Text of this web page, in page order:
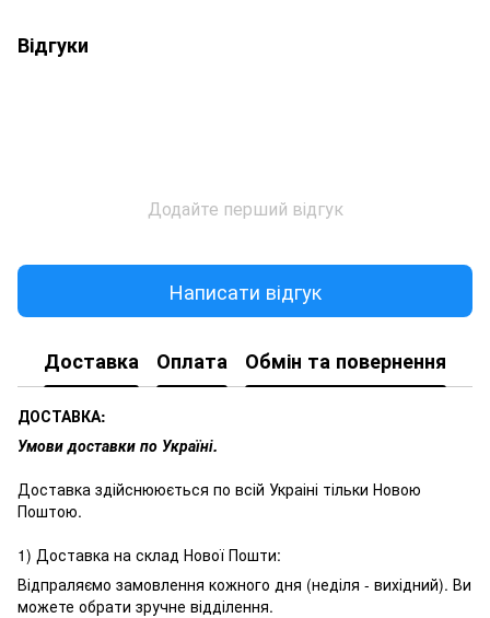
Відгуки
Додайте перший відгук
Написати відгук
Доставка Оплата Обмін та повернення
ДОСТАВКА:
Умови доставки по Україні.
Доставка здійснююється по всій Украіні тільки Новою
Поштою.
1) Доставка на склад Нової Пошти:
Відпраляємо замовлення кожного дня (неділя - вихідний). Ви
можете обрати зручне відділення.